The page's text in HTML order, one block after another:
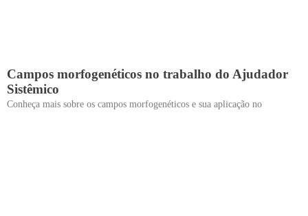
Campos morfogenéticos no trabalho do Ajudador
Sistêmico
Conheça mais sobre os campos morfogenéticos e sua aplicação no